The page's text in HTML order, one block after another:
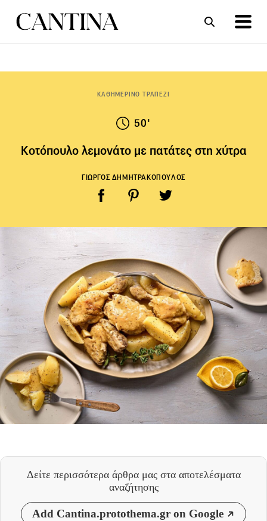
ΚΑΘΗΜΕΡΙΝΟ ΤΡΑΠΕΖΙ
50'
Κοτόπουλο λεμονάτο με πατάτες στη χύτρα
ΓΙΩΡΓΟΣ ΔΗΜΗΤΡΑΚΟΠΟΥΛΟΣ
Δείτε περισσότερα άρθρα μας στα αποτελέσματα
αναζήτησης
Add Cantina.protothema.gr on Google